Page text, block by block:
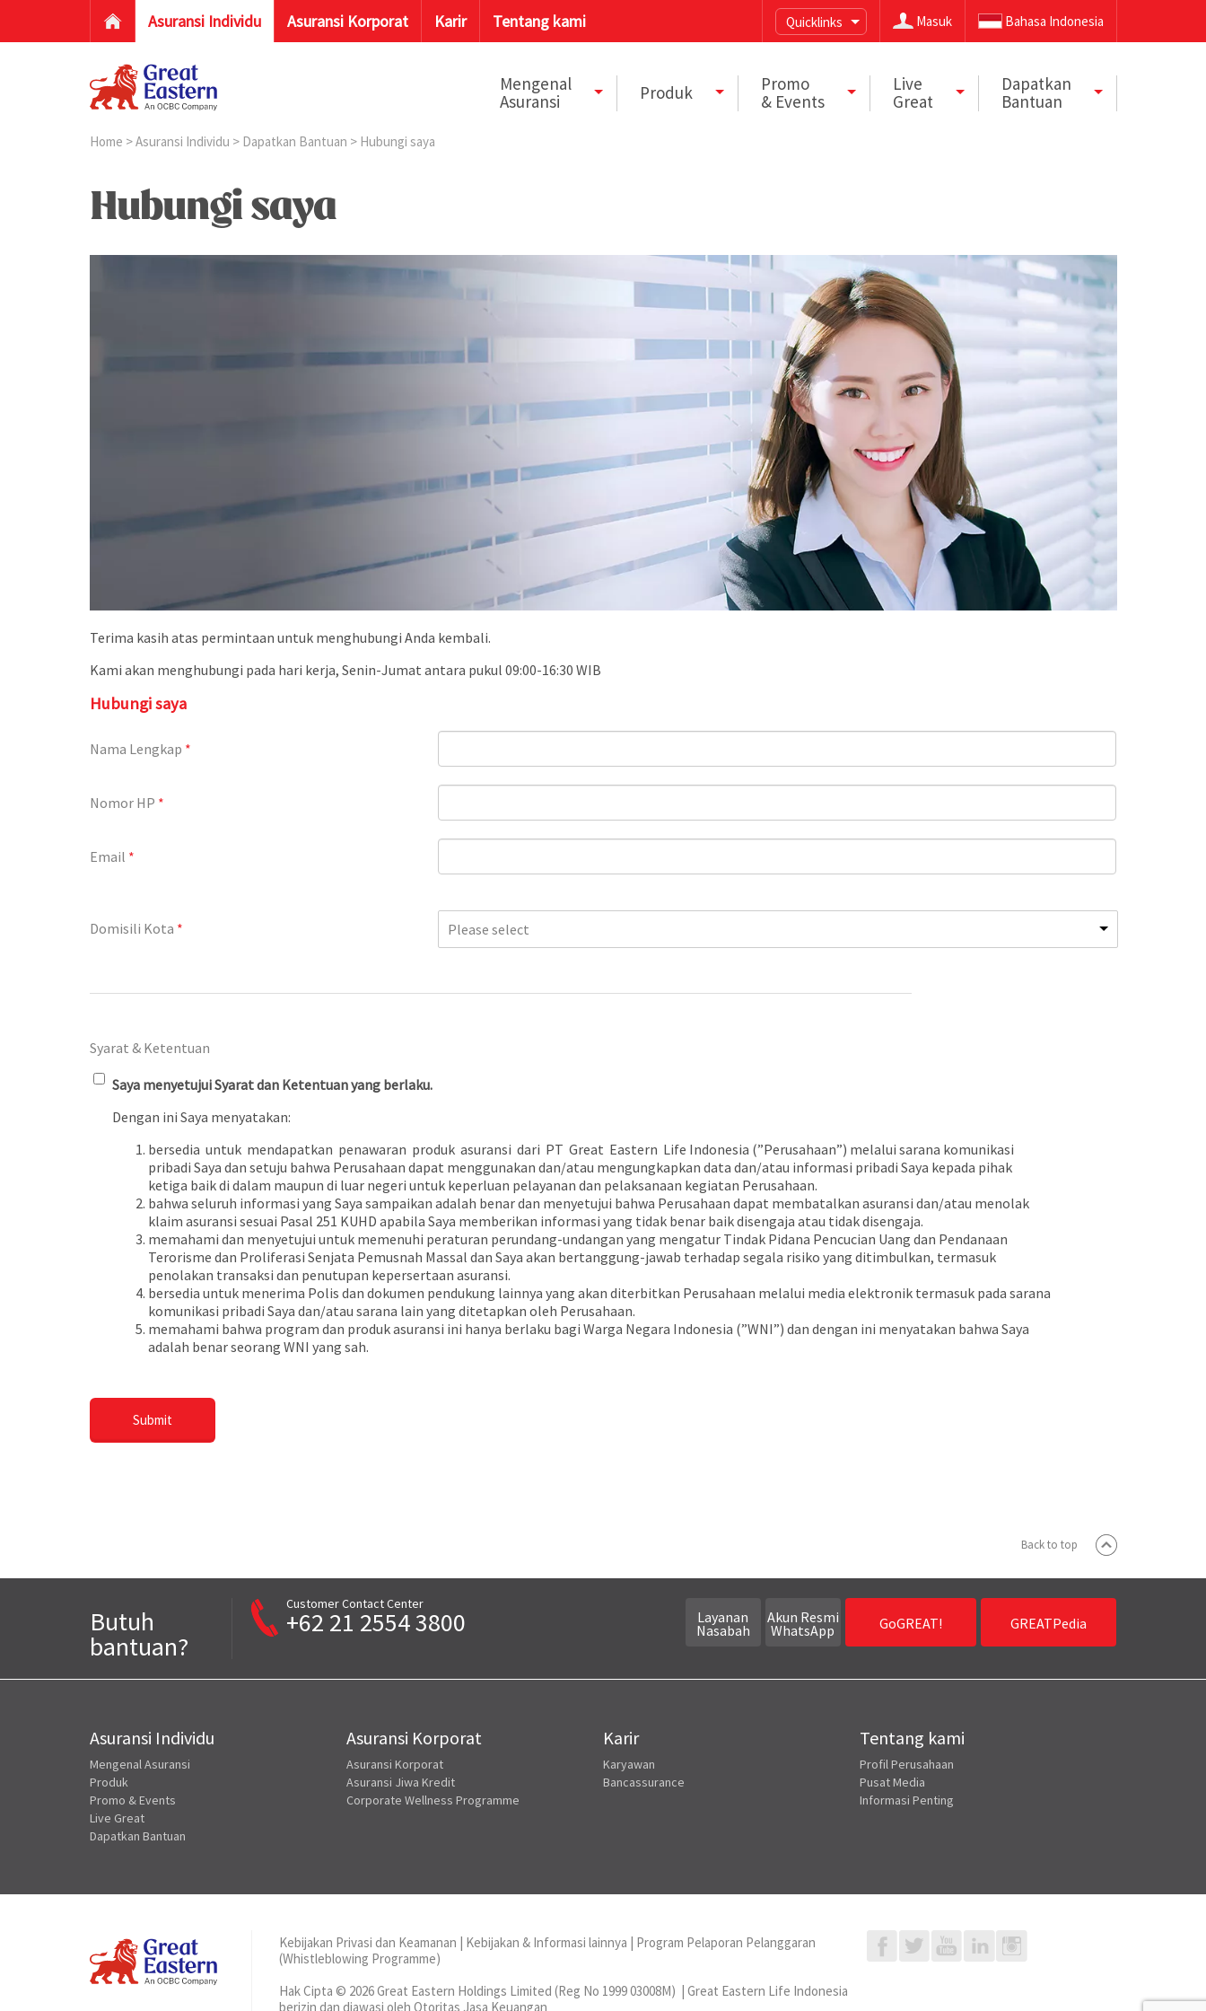
Asuransi Individu Asuransi Korporat Karir Tentang kami Quicklinks Masuk Bahasa Indonesia
Mengenal
Asuransi
Produk
Promo
& Events
Live
Great
Dapatkan
Bantuan
Home >Asuransi Individu > Dapatkan Bantuan > Hubungi saya
Hubungi saya
Terima kasih atas permintaan untuk menghubungi Anda kembali.
Kami akan menghubungi pada hari kerja, Senin-Jumat antara pukul 09:00-16:30 WIB
Hubungi saya
Nama Lengkap *
Nomor HP *
Email *
Domisili Kota * Please select
Syarat & Ketentuan
Saya menyetujui Syarat dan Ketentuan yang berlaku.
Dengan ini Saya menyatakan:
bersedia untuk mendapatkan penawaran produk asuransi dari PT Great Eastern Life Indonesia (”Perusahaan”) melalui sarana komunikasi
pribadi Saya dan setuju bahwa Perusahaan dapat menggunakan dan/atau mengungkapkan data dan/atau informasi pribadi Saya kepada pihak
ketiga baik di dalam maupun di luar negeri untuk keperluan pelayanan dan pelaksanaan kegiatan Perusahaan.
bahwa seluruh informasi yang Saya sampaikan adalah benar dan menyetujui bahwa Perusahaan dapat membatalkan asuransi dan/atau menolak
klaim asuransi sesuai Pasal 251 KUHD apabila Saya memberikan informasi yang tidak benar baik disengaja atau tidak disengaja.
memahami dan menyetujui untuk memenuhi peraturan perundang-undangan yang mengatur Tindak Pidana Pencucian Uang dan Pendanaan
Terorisme dan Proliferasi Senjata Pemusnah Massal dan Saya akan bertanggung-jawab terhadap segala risiko yang ditimbulkan, termasuk
penolakan transaksi dan penutupan kepersertaan asuransi.
bersedia untuk menerima Polis dan dokumen pendukung lainnya yang akan diterbitkan Perusahaan melalui media elektronik termasuk pada sarana
komunikasi pribadi Saya dan/atau sarana lain yang ditetapkan oleh Perusahaan.
memahami bahwa program dan produk asuransi ini hanya berlaku bagi Warga Negara Indonesia (”WNI”) dan dengan ini menyatakan bahwa Saya
adalah benar seorang WNI yang sah.
Back to top
Butuh
bantuan?
Customer Contact Center
+62 21 2554 3800 Layanan
Nasabah
Akun Resmi
WhatsApp GoGREAT! GREATPedia
Asuransi Individu
Mengenal Asuransi
Produk
Promo & Events
Live Great
Dapatkan Bantuan
Asuransi Korporat
Asuransi Korporat
Asuransi Jiwa Kredit
Corporate Wellness Programme
Karir
Karyawan
Bancassurance
Tentang kami
Profil Perusahaan
Pusat Media
Informasi Penting
Kebijakan Privasi dan Keamanan | Kebijakan & Informasi lainnya | Program Pelaporan Pelanggaran
(Whistleblowing Programme)
Hak Cipta © 2026 Great Eastern Holdings Limited (Reg No 1999 03008M) | Great Eastern Life Indonesia
berizin dan diawasi oleh Otoritas Jasa Keuangan